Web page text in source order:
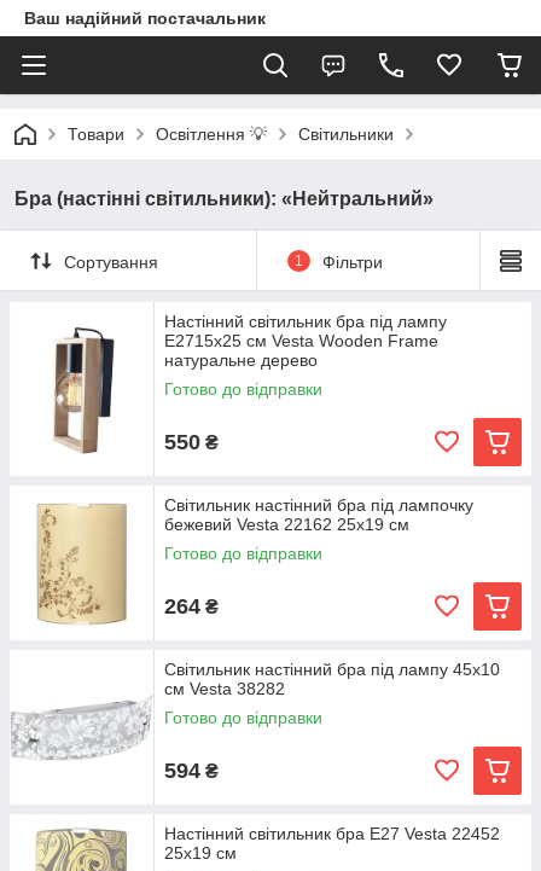
Ваш надійний постачальник
Товари Освітлення 💡 Світильники
Бра (настінні світильники): «Нейтральний»
Сортування 1 Фільтри
Настінний світильник бра під лампу
E2715х25 см Vesta Wooden Frame
натуральне дерево
Готово до відправки
550 ₴
Світильник настінний бра під лампочку
бежевий Vesta 22162 25х19 см
Готово до відправки
264 ₴
Світильник настінний бра під лампу 45х10
см Vesta 38282
Готово до відправки
594 ₴
Настінний світильник бра Е27 Vesta 22452
25х19 см